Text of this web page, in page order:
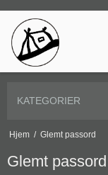
KATEGORIER
Hjem / Glemt passord
Glemt passord